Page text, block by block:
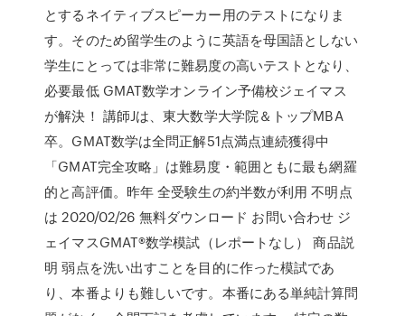
とするネイティブスピーカー用のテストになりま
す。そのため留学生のように英語を母国語としない
学生にとっては非常に難易度の高いテストとなり、
必要最低 GMAT数学オンライン予備校ジェイマス
が解決！ 講師Jは、東大数学大学院＆トップMBA
卒。GMAT数学は全問正解51点満点連続獲得中
「GMAT完全攻略」は難易度・範囲ともに最も網羅
的と高評価。昨年 全受験生の約半数が利用 不明点
は 2020/02/26 無料ダウンロード お問い合わせ ジ
ェイマスGMAT®数学模試（レポートなし） 商品説
明 弱点を洗い出すことを目的に作った模試であ
り、本番よりも難しいです。本番にある単純計算問